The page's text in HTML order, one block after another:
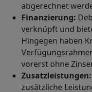
abgerechnet
Finanzierung:
verknüpft und
Hingegen haben
vorerst ohne
Zusatzleistungen:
zusätzliche